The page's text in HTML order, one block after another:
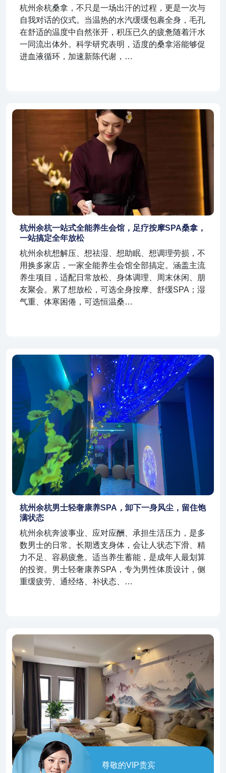
尊敬的VIP贵宾
杭州余杭桑拿，不只是一场出汗的过程，更是一次与
自我对话的仪式。当温热的水汽缓缓包裹全身，毛孔
在舒适的温度中自然张开，积压已久的疲惫随着汗水
一同流出体外。科学研究表明，适度的桑拿浴能够促
进血液循环，加速新陈代谢，…
杭州余杭一站式全能养生会馆，足疗按摩SPA桑拿，
一站搞定全年放松
杭州余杭想解压、想祛湿、想助眠、想调理劳损，不
用换多家店，一家全能养生会馆全部搞定。涵盖主流
养生项目，适配日常放松、身体调理、周末休闲、朋
友聚会。累了想放松，可选全身按摩、舒缓SPA；湿
气重、体寒困倦，可选恒温桑…
杭州余杭男士轻奢康养SPA，卸下一身风尘，留住饱
满状态
杭州余杭奔波事业、应对应酬、承担生活压力，是多
数男士的日常。长期透支身体，会让人状态下滑、精
力不足、容易疲惫。适当养生蓄能，是成年人最划算
的投资。男士轻奢康养SPA，专为男性体质设计，侧
重缓疲劳、通经络、补状态、…